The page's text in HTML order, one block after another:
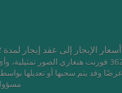
الإيجار إلى عقد إيجار لمدة 12 شهرًا بحد أدنى.
الصور تمثيلية،